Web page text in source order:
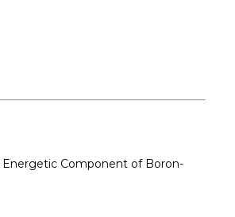
Energetic Component of Boron-